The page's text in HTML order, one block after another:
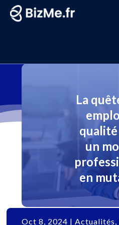
La
qualité
un
en
Oct 8, 2024 |Actualités,